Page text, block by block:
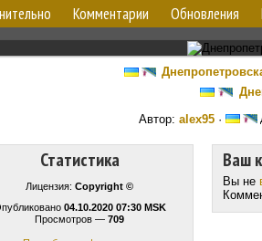
Комментарии Обновления
Автор: alex95 ·
Статистика
Лицензия: Copyright ©
04.10.2020 07:30 MSK
Просмотров — 709
Ваш
Вы не